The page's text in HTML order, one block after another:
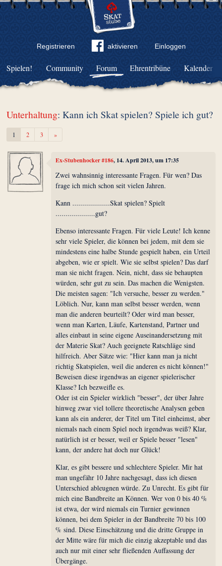
Registrieren aktivieren Einloggen
Community Forum Ehrentribüne Kalender
Spielen!
Unterhaltung: Kann ich Skat spielen? Spiele ich gut?
1 2 3 »Weiter
Ex-Stubenhocker #186, 14. April 2013, um 17:35
Zwei wahnsinnig interessante Fragen. Für wen? Das
frage ich mich schon seit vielen Jahren.
Kann ...................Skat spielen? Spielt
....................gut?
Ebenso interessante Fragen. Für viele Leute! Ich kenne
sehr viele Spieler, die können bei jedem, mit dem sie
mindestens eine halbe Stunde gespielt haben, ein Urteil
abgeben, wie er spielt. Wie sie selbst spielen? Das darf
man sie nicht fragen. Nein, nicht, dass sie behaupten
würden, sehr gut zu sein. Das machen die Wenigsten.
Die meisten sagen: "Ich versuche, besser zu werden."
Löblich. Nur, kann man selbst besser werden, wenn
man die anderen beurteilt? Oder wird man besser,
wenn man Karten, Läufe, Kartenstand, Partner und
alles einbaut in seine eigene Auseinandersetzung mit
der Materie Skat? Auch geeignete Ratschläge sind
hilfreich. Aber Sätze wie: "Hier kann man ja nicht
richtig Skatspielen, weil die anderen es nicht können!"
Beweisen diese irgendwas an eigener spielerischer
Klasse? Ich bezweifle es.
Oder ist ein Spieler wirklich "besser", der über Jahre
hinweg zwar viel tollere theoretische Analysen geben
kann als ein anderer, der Titel um Titel einheimst, aber
niemals nach einem Spiel noch irgendwas weiß? Klar,
natürlich ist er besser, weil er Spiele besser "lesen"
kann, der andere hat doch nur Glück!
Klar, es gibt bessere und schlechtere Spieler. Mir hat
man ungefähr 10 Jahre nachgesagt, dass ich diesen
Unterschied ableugnen würde. Zu Unrecht. Es gibt für
mich eine Bandbreite an Können. Wer von 0 bis 40 %
ist etwa, der wird niemals ein Turnier gewinnen
können, bei dem Spieler in der Bandbreite 70 bis 100
% sind. Diese Einschätzung und die dritte Gruppe in
der Mitte wäre für mich die einzig akzeptable und das
auch nur mit einer sehr fließenden Auffassung der
Übergänge.